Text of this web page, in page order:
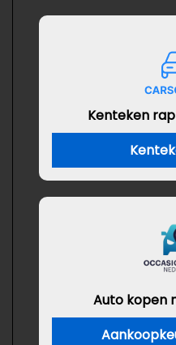
Kenteken
Auto kopen